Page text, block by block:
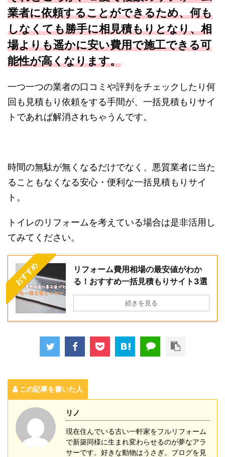
業者に依頼することができるため、何も
しなくても勝手に相見積もりとなり、相
場よりも遥かに安い費用で施工できる可
能性が高くなります。
一つ一つの業者の口コミや評判をチェックしたり何
回も見積もり依頼をする手間が、一括見積もりサイ
トであれば解消されちゃうんです。
時間の無駄が無くなるだけでなく、悪質業者に当た
ることもなくなる安心・便利な一括見積もりサイ
ト。
トイレのリフォームを考えている場合は是非活用し
てみてください。
おすすめ
リフォーム費用相場の最安値がわか
る！おすすめ一括見積もりサイト3選
続きを見る
この記事を書いた人
リノ
現在住んでいる古い一軒家をフルリフォーム
で新築同様に生まれ変わらせるのが夢なアラ
サーです。好きな動物はうさぎ。ブログを見